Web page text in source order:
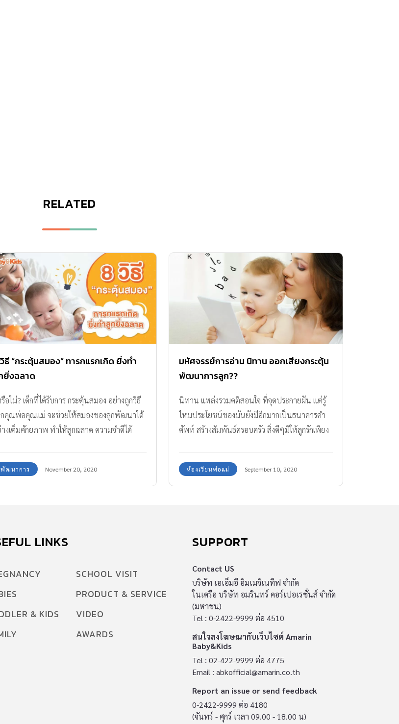
RELATED
ธี “กระตุ้นสมอง” ทารกแรกเกิด ยิ่งทำ
ยิ่งฉลาด
อไม่? เด็กที่ได้รับการ กระตุ้นสมอง อย่างถูกวิธี
คุณพ่อคุณแม่ จะช่วยให้สมองของลูกพัฒนาได้
งเต็มศักยภาพ ทำให้ลูกฉลาด ความจำดีได้
พัฒนาการ November 20, 2020
มหัศจรรย์การอ่าน นิทาน ออกเสียงกระตุ้น
พัฒนาการลูก??
นิทาน แหล่งรวมคติสอนใจ ที่จุดประกายฝัน แต่รู้
ไหมประโยชน์ของมันยังมีอีกมากเป็นธนาคารคำ
ศัพท์ สร้างสัมพันธ์ครอบครัว สิ่งดีๆมีให้ลูกรักเพียง
ห้องเรียนพ่อแม่ September 10, 2020
LINKS
& KIDS
SCHOOL VISIT
PRODUCT & SERVICE
VIDEO
AWARDS
SUPPORT
Contact US
บริษัท เอเอ็มอี อิมเมจิเนทีฟ จำกัด
ในเครือ บริษัท อมรินทร์ คอร์เปอเรชั่นส์ จำกัด
(มหาชน)
Tel : 0-2422-9999 ต่อ 4510
สนใจลงโฆษณากับเว็บไซต์ Amarin
Baby&Kids
Tel : 02-422-9999 ต่อ 4775
Email : abkofficial@amarin.co.th
Report an issue or send feedback
0-2422-9999 ต่อ 4180
(จันทร์ - ศุกร์ เวลา 09.00 - 18.00 น)